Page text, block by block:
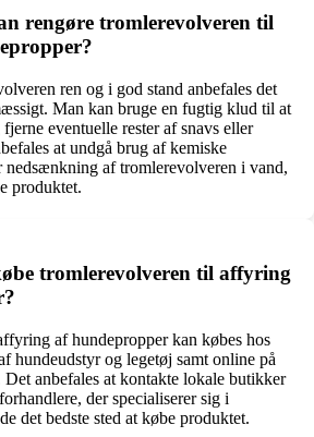
rengøre tromlerevolveren til
ren og i god stand anbefales det
Man kan bruge en fugtig klud til at
eventuelle rester af snavs eller
at undgå brug af kemiske
nedsænkning af tromlerevolveren i vand,
produktet.
tromlerevolveren til affyring
af hundepropper kan købes hos
hundeudstyr og legetøj samt online på
anbefales at kontakte lokale butikker
der specialiserer sig i
det bedste sted at købe produktet.